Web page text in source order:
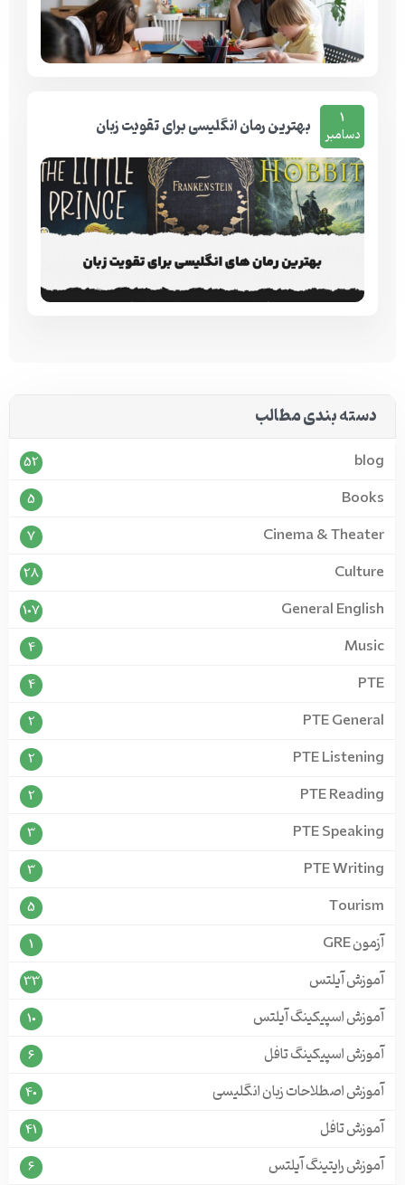
1
دسامبر بهترین رمان انگلیسی برای تقویت زبان
دسته بندی مطالب
blog
52
Books
5
Cinema & Theater
7
Culture
28
General English
107
Music
4
PTE
4
PTE General
2
PTE Listening
2
PTE Reading
2
PTE Speaking
3
PTE Writing
3
Tourism
5
آزمون GRE 1
آموزش آیلتس 33
آموزش اسپیکینگ آیلتس 10
آموزش اسپیکینگ تافل 6
آموزش اصطلاحات زبان انگلیسی 40
آموزش تافل 41
آموزش رایتینگ آیلتس 6